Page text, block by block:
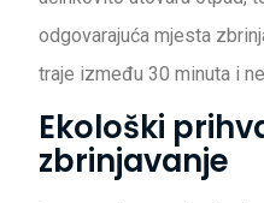
odgovarajuća mjesta
traje između 30 minuta i
Ekološki
zbrinjavanje